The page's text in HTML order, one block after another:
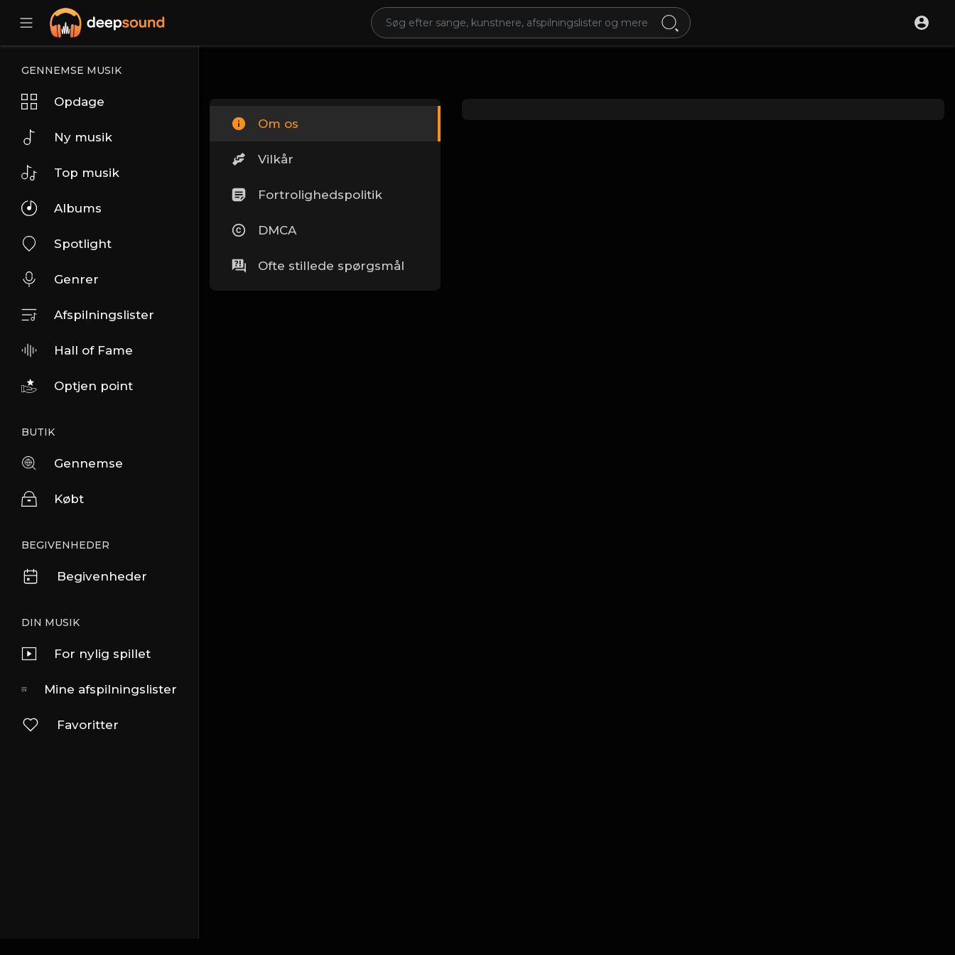
GENNEMSE MUSIK
Opdage
Ny musik
Top musik
Albums
Spotlight
Genrer
Afspilningslister
Hall of Fame
Optjen point
BUTIK
Gennemse
Købt
BEGIVENHEDER
Begivenheder
DIN MUSIK
For nylig spillet
Mine afspilningslister
Favoritter
Om os
Vilkår
Fortrolighedspolitik
DMCA
Ofte stillede spørgsmål